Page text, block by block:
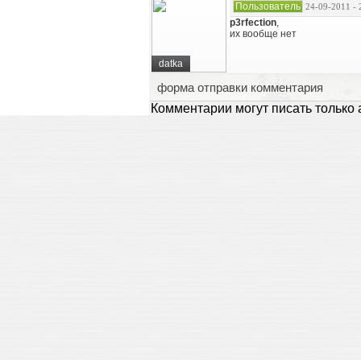
datka
Пользователь 24-09-2011 -
p3rfection,
их вообще нет
форма отправки комментария
Комментарии могут писать